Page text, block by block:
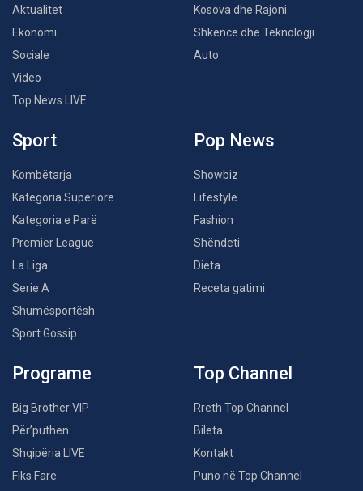
Aktualitet
Ekonomi
Sociale
Video
Top News LIVE
Kosova dhe Rajoni
Shkencë dhe Teknologji
Auto
Sport
Kombëtarja
Kategoria Superiore
Kategoria e Parë
Premier League
La Liga
Serie A
Shumësportësh
Sport Gossip
Pop News
Showbiz
Lifestyle
Fashion
Shëndeti
Dieta
Receta gatimi
Programe
Big Brother VIP
Për’puthen
Shqipëria LIVE
Fiks Fare
Top Channel
Rreth Top Channel
Bileta
Kontakt
Puno në Top Channel